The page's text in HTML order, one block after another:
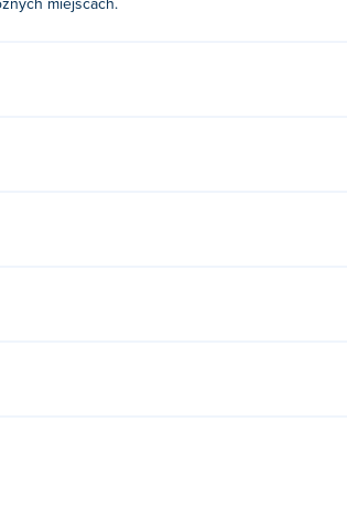
stacjonarnych?
telefony i tablety.
miejscach.